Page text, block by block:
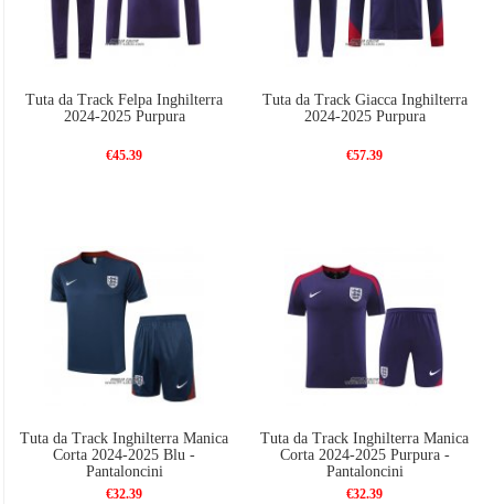
Tuta da Track Felpa Inghilterra
2024-2025 Purpura
€45.39
Tuta da Track Giacca Inghilterra
2024-2025 Purpura
€57.39
Tuta da Track Inghilterra Manica
Corta 2024-2025 Blu -
Pantaloncini
€32.39
Tuta da Track Inghilterra Manica
Corta 2024-2025 Purpura -
Pantaloncini
€32.39